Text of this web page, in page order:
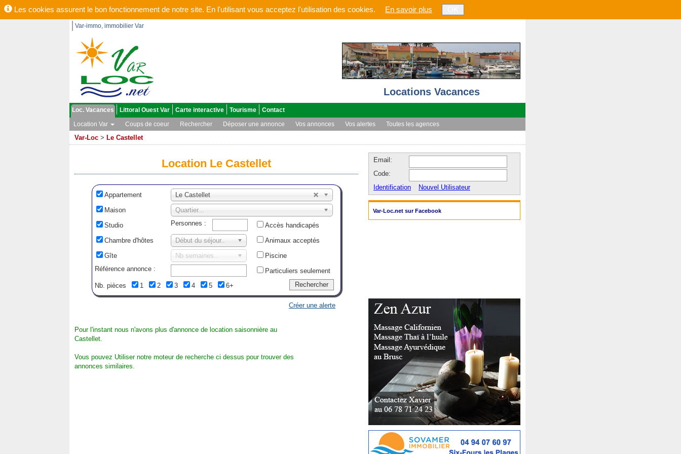
Les cookies assurent le bon fonctionnement de notre site. En l'utilisant vous acceptez l'utilisation des cookies. En savoir plus
Var-immo, immobilier Var
Locations Vacances
Loc. Vacances Littoral Ouest Var Carte interactive Tourisme
Contact
Location Var
Coups de coeur Rechercher Déposer une annonce Vos annonces Vos alertes Toutes les agences
Var-Loc > Le Castellet
Location Le Castellet
Appartement
Le Castellet
Maison
Quartier...
Studio
Personnes :
Accès handicapés
Chambre d'hôtes
Début du séjour..
Animaux acceptés
Gîte
Nb semaines..
Piscine
Référence annonce :
Particuliers seulement
Nb. pièces
1 2 3 4 5 6+
Créer une alerte
Pour l'instant nous n'avons plus d'annonce de location saisonnière au
Castellet.
Vous pouvez Utiliser notre moteur de recherche ci dessus pour trouver des
annonces similaires.
Email:
Code:
Identification
Nouvel Utilisateur
Var-Loc.net sur Facebook